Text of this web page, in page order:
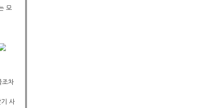
모
조차
사